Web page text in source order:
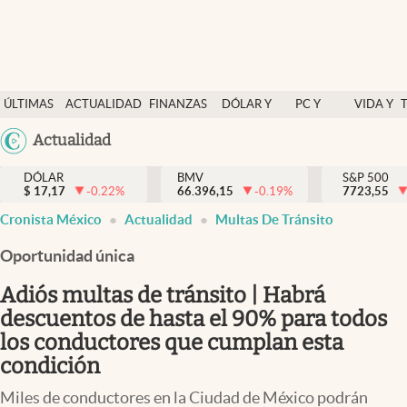
ÚLTIMAS
NOTICIAS
ACTUALIDAD
FINANZAS
DÓLAR Y
PC Y
VIDA Y
México
Actualidad
Actualidad
Finanzas y economía
Dólar y mercados
Pc y celular
Vida y estilo
DÓLAR
$ 17,17 -0.22%
BMV
66.396,15
-0.19%
S&P 500
7723,55
Cronista México Actualidad Multas De Tránsito
Oportunidad única
Adiós multas de tránsito | Habrá
descuentos de hasta el 90% para todos
los conductores que cumplan esta
condición
Miles de conductores en la Ciudad de México podrán